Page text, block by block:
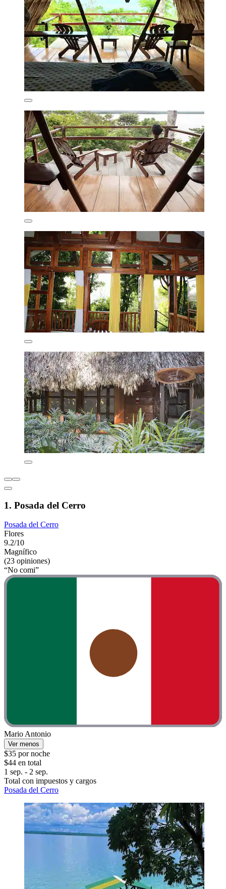
1. Posada del Cerro
Posada del Cerro
Flores
9.2/10
Magnífico
(23 opiniones)
“No comi”
Mario Antonio
Ver menos
$35 por noche
$44 en total
1 sep. - 2 sep.
Total con impuestos y cargos
Posada del Cerro